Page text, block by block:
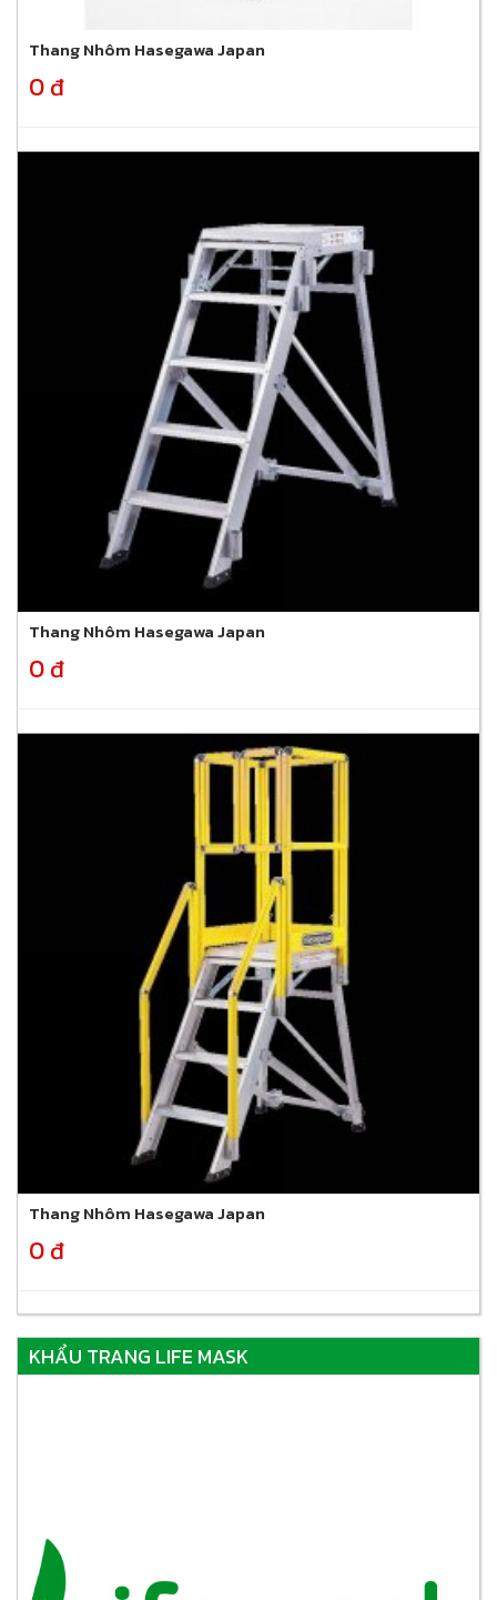
Thang Nhôm Hasegawa Japan
0 đ
Thang Nhôm Hasegawa Japan
0 đ
Thang Nhôm Hasegawa Japan
0 đ
KHẨU TRANG LIFE MASK